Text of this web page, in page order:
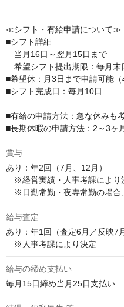
≪シフト・有給申請について≫
■シフト詳細
当月16日～翌月15日まで
希望シフト提出期限：毎月末
■希望休：月3日まで申請可能
■シフト完成日：毎月10日
■有給の申請方法：急な休みも
■長期休暇の申請方法：2～3ヶ
賞与
あり：年2回（7月、12月）
※経営実績・人事考課により
※日勤常勤・夜専常勤の場合
給与査定
あり：年1回（査定6月／反映7
※人事考課により決定
給与の締め支払い
毎月15日締め当月25日支払い